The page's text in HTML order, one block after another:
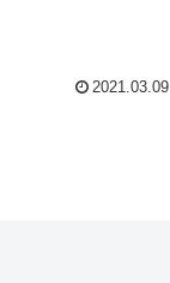
2021.03.09